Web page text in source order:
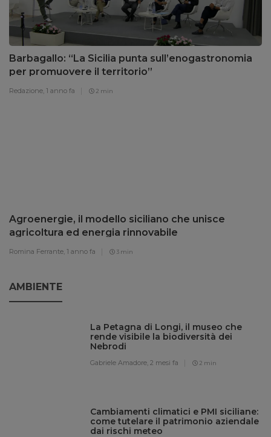
Barbagallo: “La Sicilia punta sull’enogastronomia
per promuovere il territorio”
Redazione, 1 anno fa 2 min
Agroenergie, il modello siciliano che unisce
agricoltura ed energia rinnovabile
Romina Ferrante, 1 anno fa 3 min
AMBIENTE
La Petagna di Longi, il museo che
rende visibile la biodiversità dei
Nebrodi
Gabriele Amadore,2 mesi fa 2 min
Cambiamenti climatici e PMI siciliane:
come tutelare il patrimonio aziendale
dai rischi meteo